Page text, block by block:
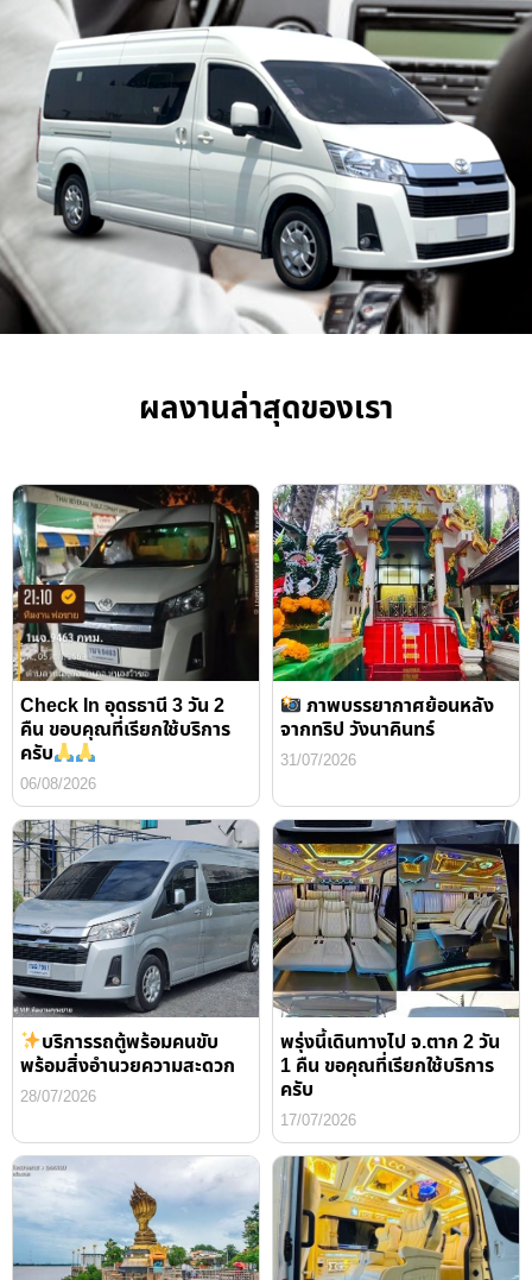
ผลงานล่าสุดของเรา
Check In อุดรธานี 3 วัน 2
คืน ขอบคุณที่เรียกใช้บริการ
ครับ
06/08/2026
ภาพบรรยากาศย้อนหลัง
จากทริป วังนาคินทร์
31/07/2026
บริการรถตู้พร้อมคนขับ
พร้อมสิ่งอำนวยความสะดวก
28/07/2026
พรุ่งนี้เดินทางไป จ.ตาก 2 วัน
1 คืน ขอคุณที่เรียกใช้บริการ
ครับ
17/07/2026